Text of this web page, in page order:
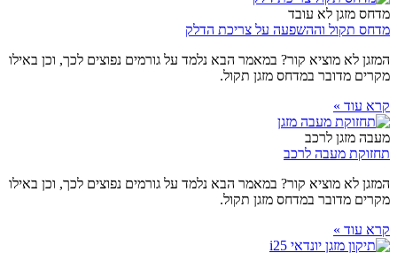
מדחס מזגן לא עובד
מדחס תקול וההשפעה על צריכת הדלק
המזגן לא מוציא קור? במאמר הבא נלמד על גורמים נפוצים לכך, וכן באילו
מקרים מדובר במדחס מזגן תקול.
קרא עוד »
מעבה מזגן לרכב
תחזוקת מעבה לרכב
המזגן לא מוציא קור? במאמר הבא נלמד על גורמים נפוצים לכך, וכן באילו
מקרים מדובר במדחס מזגן תקול.
קרא עוד »